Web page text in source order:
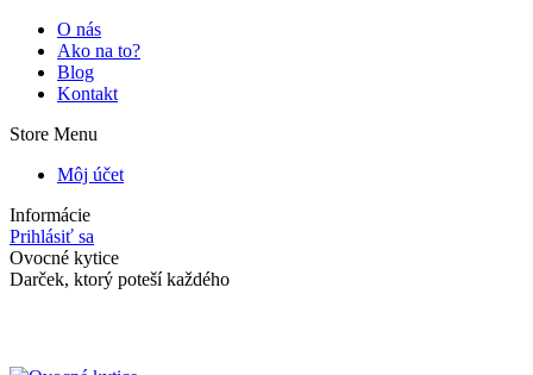
Skip
content
O nás
Ako na to?
Blog
Kontakt
Store Menu
Môj účet
Informácie
Prihlásiť sa
Facebook
page
window
Instagram
page
window
Ovocné kytice
Darček, ktorý poteší každého